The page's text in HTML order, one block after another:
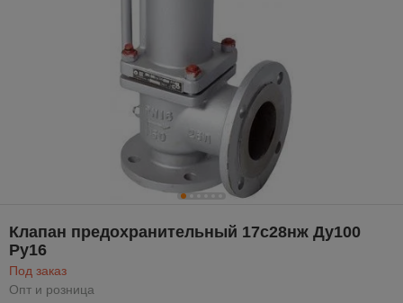
Клапан предохранительный 17с28нж Ду100
Ру16
Под заказ
Опт и розница